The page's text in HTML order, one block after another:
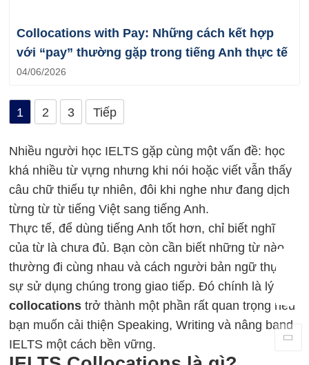
Collocations with Pay: Những cách kết hợp
với “pay” thường gặp trong tiếng Anh thực tế
04/06/2026
1 2 3 Tiếp
Nhiều người học IELTS gặp cùng một vấn đề: học
khá nhiều từ vựng nhưng khi nói hoặc viết vẫn thấy
câu chữ thiếu tự nhiên, đôi khi nghe như đang dịch
từng từ từ tiếng Việt sang tiếng Anh.
Thực tế, để dùng tiếng Anh tốt hơn, chỉ biết nghĩa
của từ là chưa đủ. Bạn còn cần biết những từ nào
thường đi cùng nhau và cách người bản ngữ thực
sự sử dụng chúng trong giao tiếp. Đó chính là lý do
collocations trở thành một phần rất quan trọng nếu
bạn muốn cải thiện Speaking, Writing và nâng band
IELTS một cách bền vững.